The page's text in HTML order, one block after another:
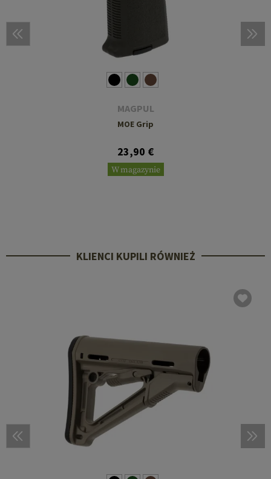
MAGPUL
MOE Grip
23,90 €
W magazynie
KLIENCI KUPILI RÓWNIEŻ